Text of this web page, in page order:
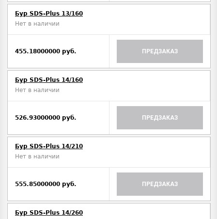
Бур SDS-Plus 13/160
Нет в наличии
455.18000000 руб. ПРЕДЗАКАЗ
Бур SDS-Plus 14/160
Нет в наличии
526.93000000 руб. ПРЕДЗАКАЗ
Бур SDS-Plus 14/210
Нет в наличии
555.85000000 руб. ПРЕДЗАКАЗ
Бур SDS-Plus 14/260